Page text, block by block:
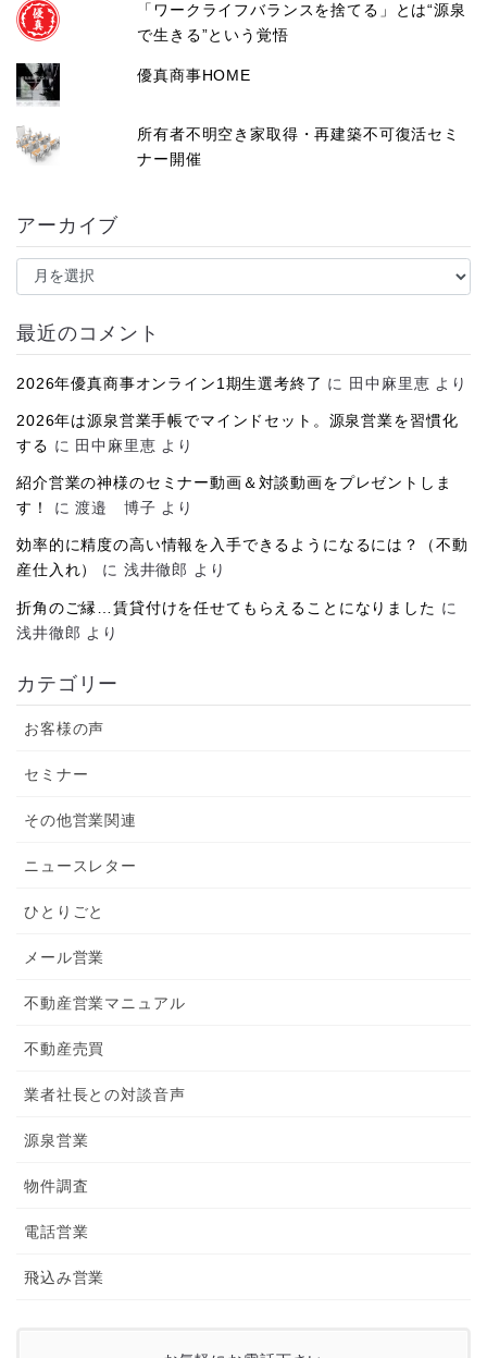
「ワークライフバランスを捨てる」とは“源泉
で生きる”という覚悟
優真商事HOME
所有者不明空き家取得・再建築不可復活セミ
ナー開催
アーカイブ
ア
イ
ブ
最近のコメント
2026年優真商事オンライン1期生選考終了 に 田中麻里恵 より
2026年は源泉営業手帳でマインドセット。源泉営業を習慣化
する に 田中麻里恵 より
紹介営業の神様のセミナー動画＆対談動画をプレゼントしま
す！
に渡邉 博子 より
効率的に精度の高い情報を入手できるようになるには？（不動
産仕入れ）
に 浅井徹郎 より
折角のご縁…賃貸付けを任せてもらえることになりました に
浅井徹郎 より
カテゴリー
お客様の声
セミナー
その他営業関連
ニュースレター
ひとりごと
メール営業
不動産営業マニュアル
不動産売買
業者社長との対談音声
源泉営業
物件調査
電話営業
飛込み営業